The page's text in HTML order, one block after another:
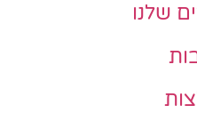
שלנו